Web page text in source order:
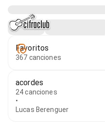
Favoritos
367 canciones
acordes
24 canciones
•
Lucas Berenguer